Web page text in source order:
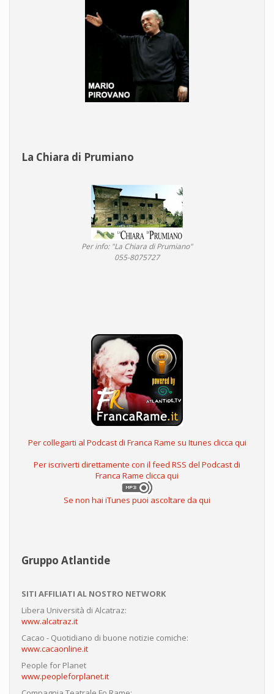
La Chiara di Prumiano
Per info: "La Chiara di Prumiano"
055-8075727
Per collegarti al Podcast di Franca Rame su Itunes clicca qui
Per iscriverti direttamente con il feed RSS del Podcast di
Franca Rame clicca qui
Se non hai iTunes puoi ascoltare da qui
Gruppo Atlantide
SITI AFFILIATI AL NOSTRO NETWORK
Libera Università di Alcatraz:
www.alcatraz.it
Cacao - Quotidiano di buone notizie comiche:
www.cacaonline.it
People for Planet
www.peopleforplanet.it